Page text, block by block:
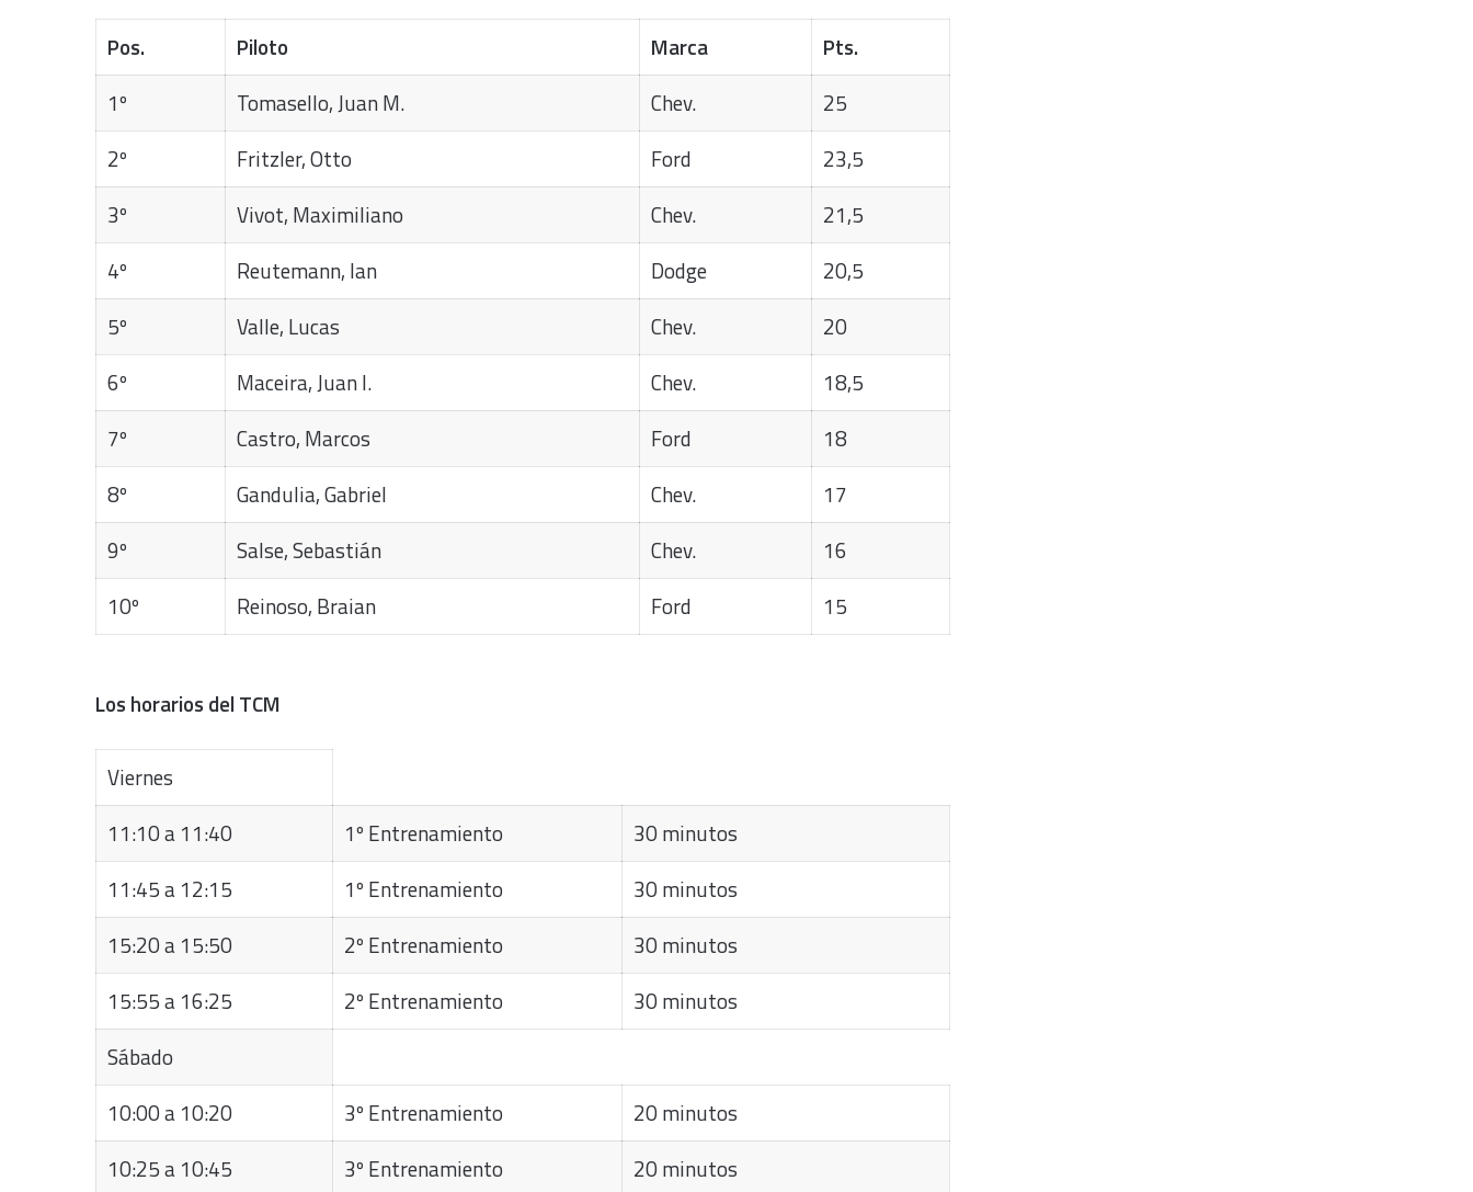
Pos. Piloto Marca
Pts.
1º
Tomasello, Juan M. Chev.
25
2º
Fritzler, Otto Ford
23,5
3º
Vivot, Maximiliano Chev.
21,5
4º
Reutemann, Ian Dodge
20,5
5º
Valle, Lucas Chev.
20
6º
Maceira, Juan I. Chev.
18,5
7º
Castro, Marcos Ford
18
8º
Gandulia, Gabriel Chev.
17
9º
Salse, Sebastián Chev.
16
10º
Reinoso, Braian Ford 15
Los horarios del TCM
Viernes
11:10 a 11:40
1º Entrenamiento
30 minutos
11:45 a 12:15
1º Entrenamiento
30 minutos
15:20 a 15:50
2º Entrenamiento
30 minutos
15:55 a 16:25
2º Entrenamiento
30 minutos
Sábado
10:00 a 10:20
3º Entrenamiento
20 minutos
10:25 a 10:45
3º Entrenamiento 20 minutos